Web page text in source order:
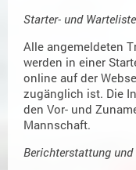
Starter- und
Alle angemeldeten
werden in einer
online auf der
zugänglich ist. Die
den Vor- und
Mannschaft.
Berichterstattung